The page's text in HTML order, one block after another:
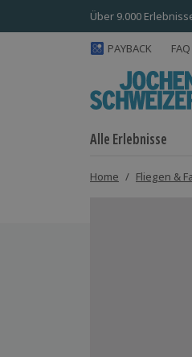
Über 9.000
PAYBACK FAQ
Alle Erlebnisse
Home / Fliegen &